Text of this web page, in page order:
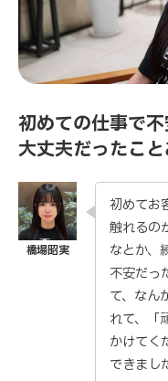
初めての仕事で
大丈夫だったこ
初めてお
触れるの
なとか、
不安だっ
て、なん
れて、「
かけてく
できまし